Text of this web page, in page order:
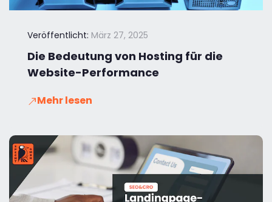
Veröffentlicht: März 27, 2025
Die Bedeutung von Hosting für die
Website-Performance
Mehr lesen